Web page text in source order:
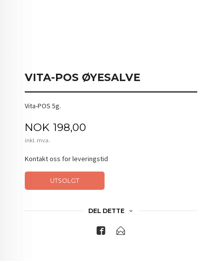
VITA-POS ØYESALVE
Vita-POS 5g.
Pris
NOK 198,00
inkl. mva.
Kontakt oss for leveringstid
UTSOLGT
DEL DETTE